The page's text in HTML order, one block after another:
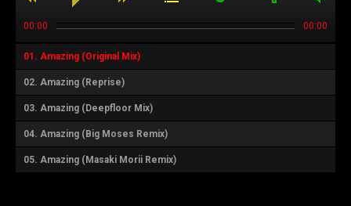
00:00 00:00
01. Amazing (Original Mix)
02. Amazing (Reprise)
03. Amazing (Deepfloor Mix)
04. Amazing (Big Moses Remix)
05. Amazing (Masaki Morii Remix)